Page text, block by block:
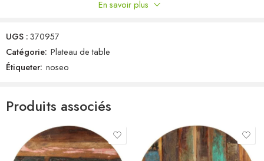
Il n'y a pas encore de critiques.
En savoir plus
UGS :370957
Catégorie: Plateau de table
Étiqueter: noseo
Produits associés